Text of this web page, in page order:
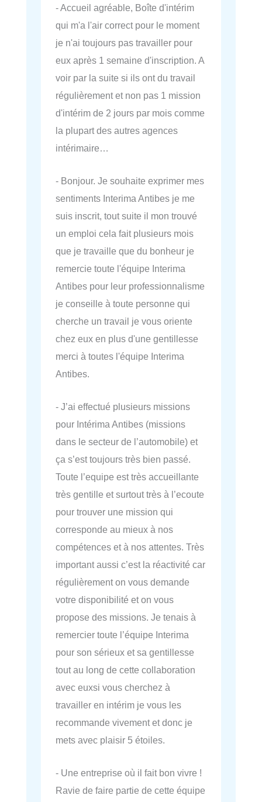
- Accueil agréable, Boîte d'intérim
qui m'a l'air correct pour le moment
je n'ai toujours pas travailler pour
eux après 1 semaine d'inscription. A
voir par la suite si ils ont du travail
régulièrement et non pas 1 mission
d'intérim de 2 jours par mois comme
la plupart des autres agences
intérimaire…
- Bonjour. Je souhaite exprimer mes
sentiments Interima Antibes je me
suis inscrit, tout suite il mon trouvé
un emploi cela fait plusieurs mois
que je travaille que du bonheur je
remercie toute l'équipe Interima
Antibes pour leur professionnalisme
je conseille à toute personne qui
cherche un travail je vous oriente
chez eux en plus d'une gentillesse
merci à toutes l'équipe Interima
Antibes.
- J’ai effectué plusieurs missions
pour Intérima Antibes (missions
dans le secteur de l’automobile) et
ça s’est toujours très bien passé.
Toute l’equipe est très accueillante
très gentille et surtout très à l’ecoute
pour trouver une mission qui
corresponde au mieux à nos
compétences et à nos attentes. Très
important aussi c’est la réactivité car
régulièrement on vous demande
votre disponibilité et on vous
propose des missions. Je tenais à
remercier toute l’équipe Interima
pour son sérieux et sa gentillesse
tout au long de cette collaboration
avec euxsi vous cherchez à
travailler en intérim je vous les
recommande vivement et donc je
mets avec plaisir 5 étoiles.
- Une entreprise où il fait bon vivre !
Ravie de faire partie de cette équipe